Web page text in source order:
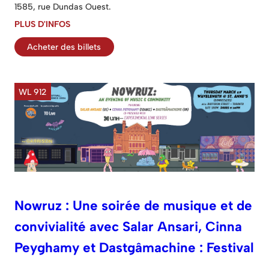
1585, rue Dundas Ouest.
PLUS D'INFOS
Acheter des billets
WL 912
Nowruz : Une soirée de musique et de
convivialité avec Salar Ansari, Cinna
Peyghamy et Dastgâmachine : Festival